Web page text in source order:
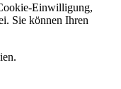
Einwilligung,
Sie können Ihren